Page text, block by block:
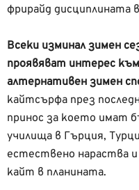
фрирайд дисциплината
Всеки изминал зимен
проявяват интерес
алтернативен зимен
кайтсърфа през
принос за което имат
училища в Гърция,
естествено нараства
кайт в планината.